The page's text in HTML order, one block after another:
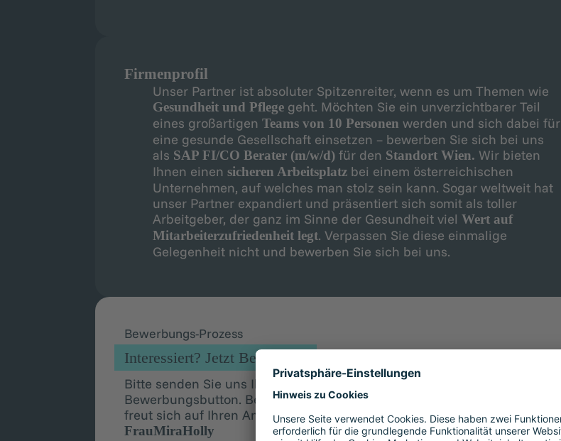
Firmenprofil
Unser Partner ist absoluter Spitzenreiter, wenn es um Themen wie
Gesundheit und Pflege geht. Möchten Sie ein unverzichtbarer Teil
eines großartigen Teams von 10 Personen werden und sich dabei für
eine gesunde Gesellschaft einsetzen – bewerben Sie sich bei uns
als SAP FI/CO Berater (m/w/d)für den Standort Wien. Wir bieten
Ihnen einen sicheren Arbeitsplatz bei einem österreichischen
Unternehmen, auf welches man stolz sein kann. Sogar weltweit hat
unser Partner expandiert und präsentiert sich somit als toller
Arbeitgeber, der ganz im Sinne der Gesundheit viel Wert auf
Mitarbeiterzufriedenheit legt. Verpassen Sie diese einmalige
Gelegenheit nicht und bewerben Sie sich bei uns.
Bewerbungs-Prozess
Interessiert? Jetzt Bewerben!
Bitte senden Sie uns Ihre Bewerbungsunterlagen über den folgenden
Bewerbungsbutton. Bei Fragen zu einer Vakanz oder zu Ihrer Bewerbung
freut sich auf Ihren Anruf:
FrauMiraHolly